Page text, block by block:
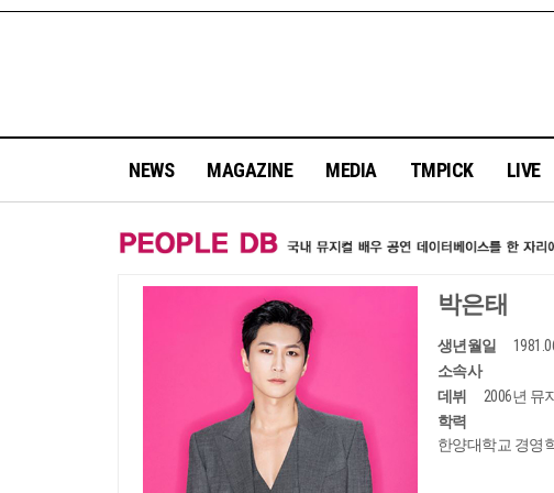
NEWS MAGAZINE MEDIA TMPICK LIVE
박은태
생년월일
소속사
데뷔
2006년 뮤
학력
한양대학교 경영